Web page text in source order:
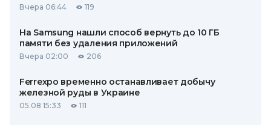
Вчера 06:44 119
На Samsung нашли способ вернуть до 10 ГБ
памяти без удаления приложений
Вчера 02:00 206
Ferrexpo временно останавливает добычу
железной руды в Украине
05.08 15:33 111